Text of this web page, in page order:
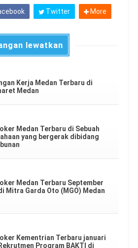
Twitter More
lewatkan
Kerja Medan Terbaru di
Medan
Medan Terbaru di Sebuah
yang bergerak dibidang
Medan Terbaru September
Mitra Garda Oto (MGO) Medan
Kementrian Terbaru januari
Program BAKTI di